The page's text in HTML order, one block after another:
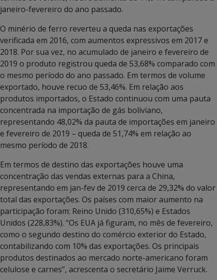
janeiro-fevereiro do ano passado.
O minério de ferro reverteu a queda nas exportações
verificada em 2016, com aumentos expressivos em 2017 e
2018. Por sua vez, no acumulado de janeiro e fevereiro de
2019 o produto registrou queda de 53,68% comparado com
o mesmo período do ano passado. Em termos de volume
exportado, houve recuo de 53,46%. Em relação aos
produtos importados, o Estado continuou com uma pauta
concentrada na importação de gás boliviano,
representando 48,02% da pauta de importações em janeiro
e fevereiro de 2019 – queda de 51,74% em relação ao
mesmo período de 2018.
Em termos de destino das exportações houve uma
concentração das vendas externas para a China,
representando em jan-fev de 2019 cerca de 29,32% do valor
total das exportações. Os países com maior aumento na
participação foram: Reino Unido (310,65%) e Estados
Unidos (228,83%). “Os EUA já figuram, no mês de fevereiro,
como o segundo destino do comércio exterior do Estado,
contabilizando com 10% das exportações. Os principais
produtos destinados ao mercado norte-americano foram
celulose e carnes”, acrescenta o secretário Jaime Verruck.